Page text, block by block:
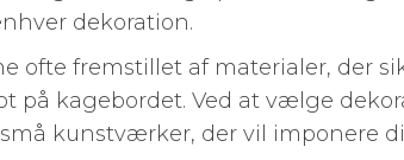
dekoration.
ofte fremstillet af materialer, der
på kagebordet. Ved at vælge
kunstværker, der vil imponere